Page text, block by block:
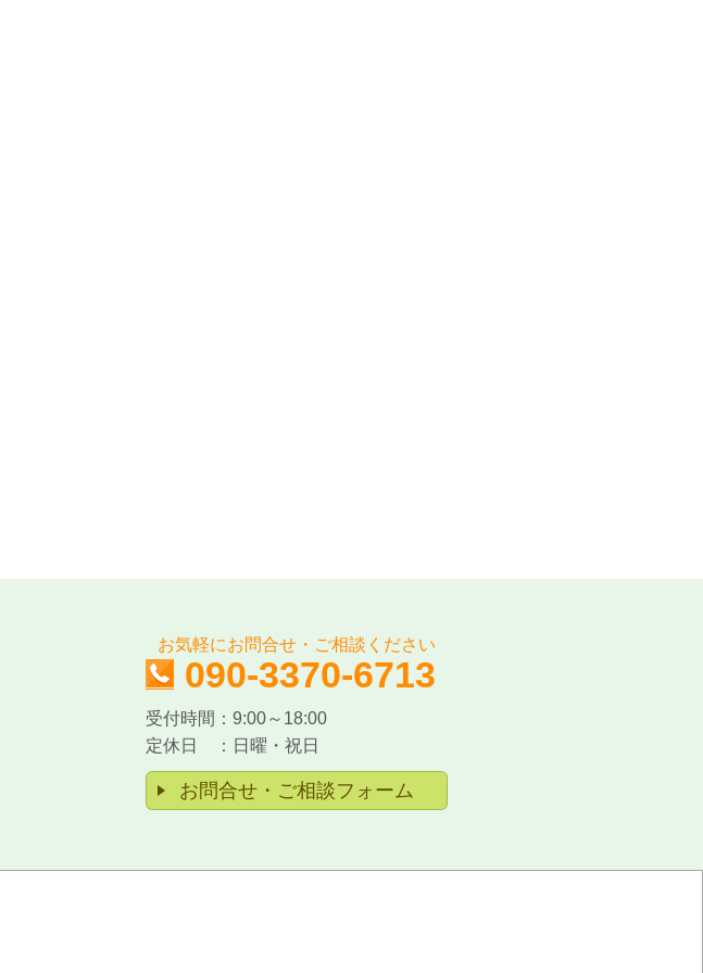
お気軽にお問合せ・ご相談ください
090-3370-6713
受付時間：9:00～18:00
定休日 ：日曜・祝日
お問合せ・ご相談フォーム